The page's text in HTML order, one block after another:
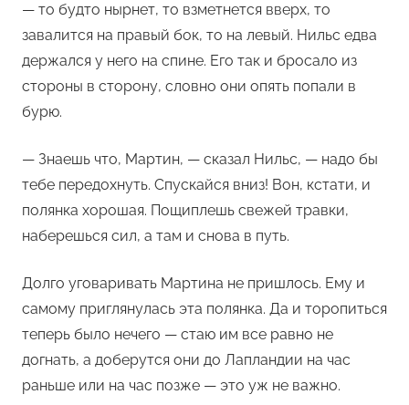
— то будто нырнет, то взметнется вверх, то
завалится на правый бок, то на левый. Нильс едва
держался у него на спине. Его так и бросало из
стороны в сторону, словно они опять попали в
бурю.
— Знаешь что, Мартин, — сказал Нильс, — надо бы
тебе передохнуть. Спускайся вниз! Вон, кстати, и
полянка хорошая. Пощиплешь свежей травки,
наберешься сил, а там и снова в путь.
Долго уговаривать Мартина не пришлось. Ему и
самому приглянулась эта полянка. Да и торопиться
теперь было нечего — стаю им все равно не
догнать, а доберутся они до Лапландии на час
раньше или на час позже — это уж не важно.